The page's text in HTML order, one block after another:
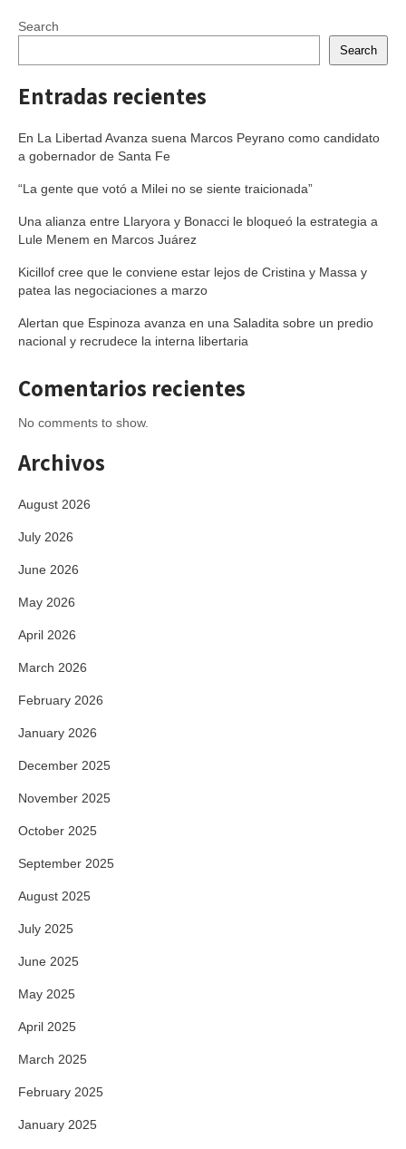
Search
Search
Entradas recientes
En La Libertad Avanza suena Marcos Peyrano como candidato
a gobernador de Santa Fe
“La gente que votó a Milei no se siente traicionada”
Una alianza entre Llaryora y Bonacci le bloqueó la estrategia a
Lule Menem en Marcos Juárez
Kicillof cree que le conviene estar lejos de Cristina y Massa y
patea las negociaciones a marzo
Alertan que Espinoza avanza en una Saladita sobre un predio
nacional y recrudece la interna libertaria
Comentarios recientes
No comments to show.
Archivos
August 2026
July 2026
June 2026
May 2026
April 2026
March 2026
February 2026
January 2026
December 2025
November 2025
October 2025
September 2025
August 2025
July 2025
June 2025
May 2025
April 2025
March 2025
February 2025
January 2025